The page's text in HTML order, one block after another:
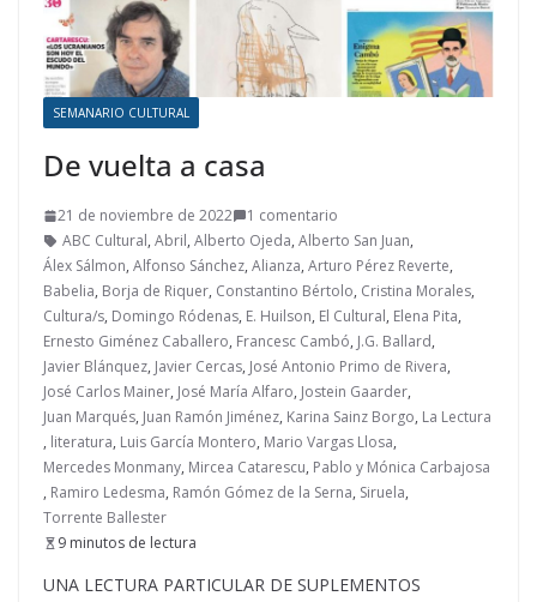
SEMANARIO CULTURAL
De vuelta a casa
21 de noviembre de 2022
1 comentario
ABC Cultural, Abril, Alberto Ojeda, Alberto San Juan,
Álex Sálmon, Alfonso Sánchez, Alianza, Arturo Pérez Reverte,
Babelia, Borja de Riquer, Constantino Bértolo, Cristina Morales,
Cultura/s, Domingo Ródenas, E. Huilson, El Cultural, Elena Pita,
Ernesto Giménez Caballero, Francesc Cambó, J.G. Ballard,
Javier Blánquez, Javier Cercas, José Antonio Primo de Rivera,
José Carlos Mainer, José María Alfaro, Jostein Gaarder,
Juan Marqués, Juan Ramón Jiménez, Karina Sainz Borgo, La Lectura
, literatura, Luis García Montero, Mario Vargas Llosa,
Mercedes Monmany, Mircea Catarescu, Pablo y Mónica Carbajosa
, Ramiro Ledesma, Ramón Gómez de la Serna, Siruela,
Torrente Ballester
9 minutos de lectura
UNA LECTURA PARTICULAR DE SUPLEMENTOS